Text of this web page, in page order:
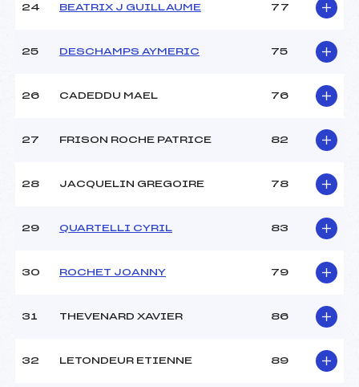
24 BEATRIX J GUILLAUME 77
25 DESCHAMPS AYMERIC 75
26 CADEDDU MAEL 76
27 FRISON ROCHE PATRICE 82
28 JACQUELIN GREGOIRE 78
29 QUARTELLI CYRIL 83
30 ROCHET JOANNY 79
31 THEVENARD XAVIER 86
32 LETONDEUR ETIENNE 89